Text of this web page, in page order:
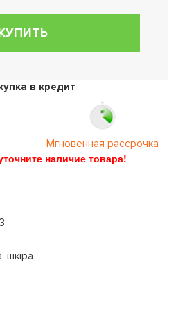
в кредит
Мгновенная рассрочка
наличие товара!
шкіра